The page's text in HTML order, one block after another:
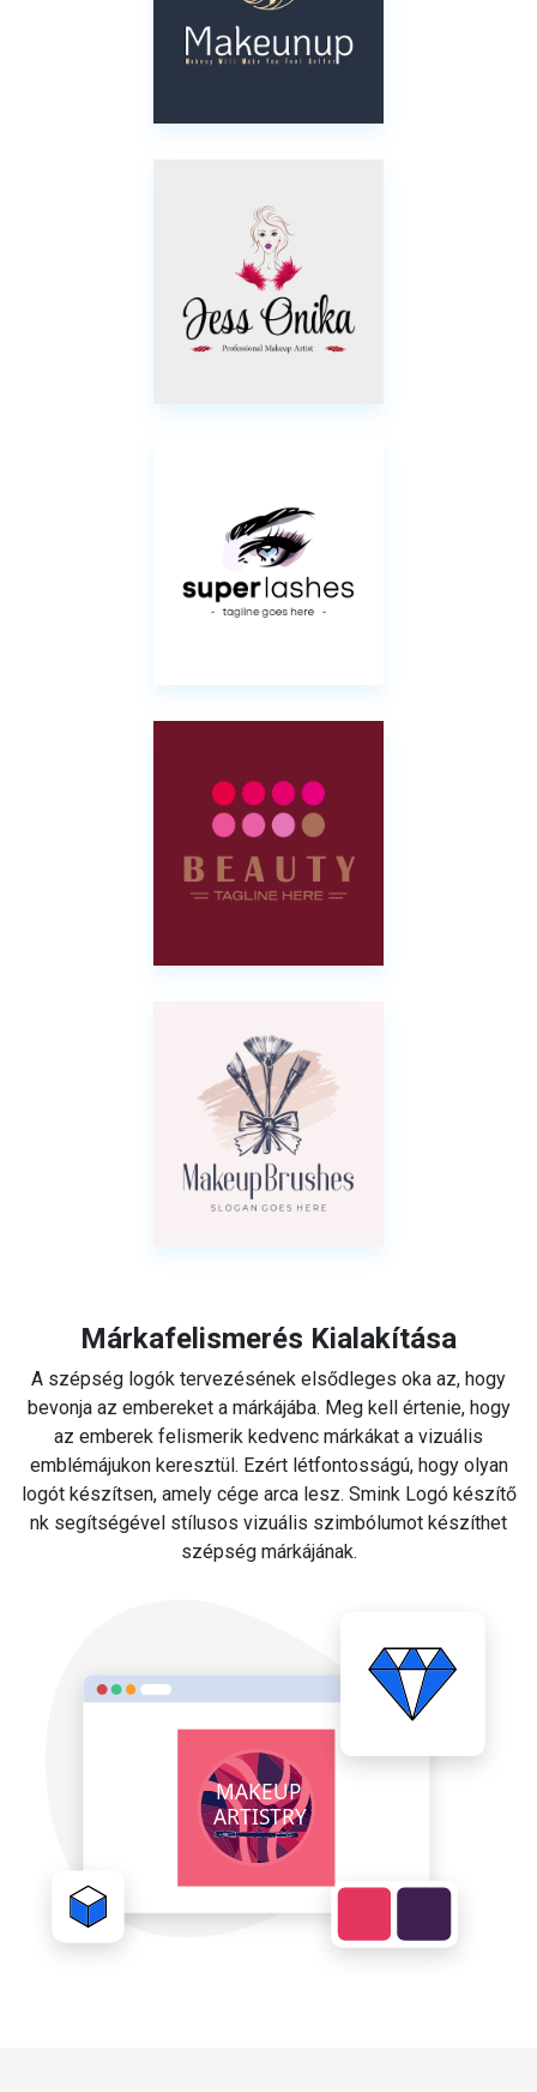
Márkafelismerés Kialakítása
A szépség logók tervezésének elsődleges oka az, hogy
bevonja az embereket a márkájába. Meg kell értenie, hogy
az emberek felismerik kedvenc márkákat a vizuális
emblémájukon keresztül. Ezért létfontosságú, hogy olyan
logót készítsen, amely cége arca lesz. Smink Logó készítő
nk segítségével stílusos vizuális szimbólumot készíthet
szépség márkájának.